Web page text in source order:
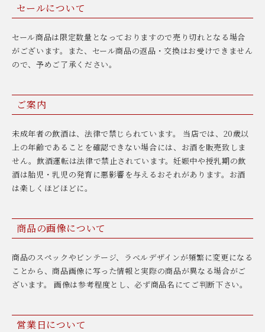
セールについて
セール商品は限定数量となっておりますので売り切れとなる場合
がございます。また、セール商品の返品・交換はお受けできません
ので、予めご了承ください。
ご案内
未成年者の飲酒は、法律で禁じられています。 当店では、20歳以
上の年齢であることを確認できない場合には、お酒を販売致しま
せん。飲酒運転は法律で禁止されています。妊娠中や授乳期の飲
酒は胎児・乳児の発育に悪影響を与えるおそれがあります。お酒
は楽しくほどほどに。
商品の画像について
商品のスペックやビンテージ、ラベルデザインが頻繁に変更になる
ことから、商品画像に写った情報と実際の商品が異なる場合がご
ざいます。 画像は参考程度とし、必ず商品名にてご判断下さい。
営業日について